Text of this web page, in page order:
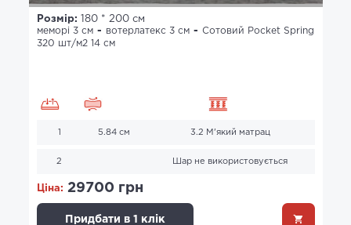
Розмір: 180 * 200 см
меморі 3 см
вотерлатекс 3 см
Сотовий Pocket Spring
320 шт/м2 14 см
1 5.84 см 3.2 М'який матрац
2 Шар не використовується
Ціна: 29700 грн
Придбати в 1 клік